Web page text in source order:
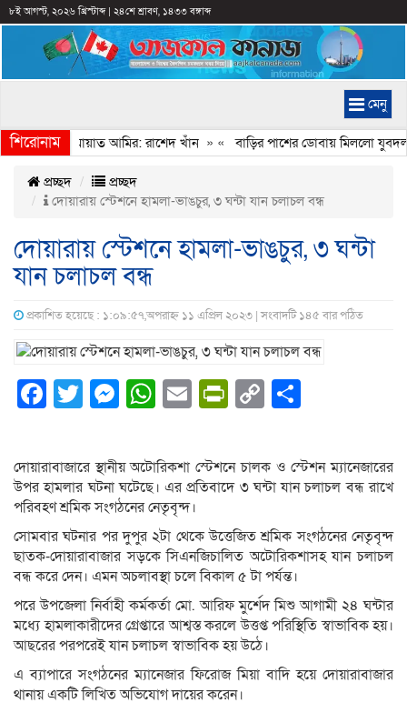
৮ই আগস্ট, ২০২৬ খ্রিস্টাব্দ| ২৪শে শ্রাবণ, ১৪৩৩ বঙ্গাব্দ
মেনু
শিরোনাম
করেন জামায়াত আমির: রাশেদ খাঁন» « বাড়ির পাশের ডোবায় মিললো যুবদল
প্রচ্ছদ
প্রচ্ছদ
দোয়ারায় স্টেশনে হামলা-ভাঙচুর, ৩ ঘন্টা যান চলাচল বন্ধ
দোয়ারায় স্টেশনে হামলা-ভাঙচুর, ৩ ঘন্টা
যান চলাচল বন্ধ
প্রকাশিত হয়েছে : ১:০৯:৫৭,অপরাহ্ন ১১ এপ্রিল ২০২৩ | সংবাদটি ১৪৫ বার পঠিত
Facebook
Twitter
Messenger
WhatsApp
EmailPrintFriendly
Copy
দোয়ারাবাজারে স্থানীয় অটোরিকশা স্টেশনে চালক ও স্টেশন ম্যানেজারের
উপর হামলার ঘটনা ঘটেছে। এর প্রতিবাদে ৩ ঘন্টা যান চলাচল বন্ধ রাখে
পরিবহণ শ্রমিক সংগঠনের নেতৃবৃন্দ।
সোমবার ঘটনার পর দুপুর ২টা থেকে উত্তেজিত শ্রমিক সংগঠনের নেতৃবৃন্দ
ছাতক-দোয়ারাবাজার সড়কে সিএনজিচালিত অটোরিকশাসহ যান চলাচল
বন্ধ করে দেন। এমন অচলাবস্থা চলে বিকাল ৫ টা পর্যন্ত।
পরে উপজেলা নির্বাহী কর্মকর্তা মো. আরিফ মুর্শেদ মিশু আগামী ২৪ ঘন্টার
মধ্যে হামলাকারীদের গ্রেপ্তারে আশ্বস্ত করলে উত্তপ্ত পরিস্থিতি স্বাভাবিক হয়।
আছরের পরপরেই যান চলাচল স্বাভাবিক হয় উঠে।
এ ব্যাপারে সংগঠনের ম্যানেজার ফিরোজ মিয়া বাদি হয়ে দোয়ারাবাজার
থানায় একটি লিখিত অভিযোগ দায়ের করেন।